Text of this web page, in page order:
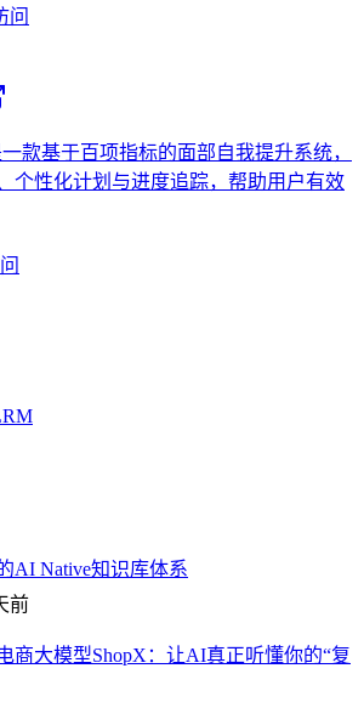
问
一款基于百项指标的面部自我提升系统，
个性化计划与进度追踪，帮助用户有效
AI Native知识库体系
前
商大模型ShopX：让AI真正听懂你的“复